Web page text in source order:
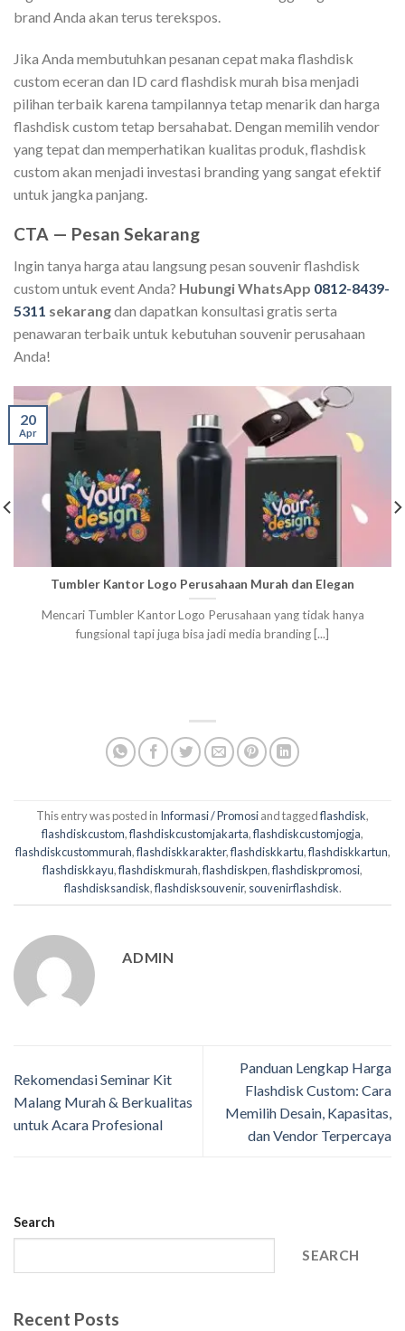
brand Anda akan terus terekspos.
Jika Anda membutuhkan pesanan cepat maka flashdisk
custom eceran dan ID card flashdisk murah bisa menjadi
pilihan terbaik karena tampilannya tetap menarik dan harga
flashdisk custom tetap bersahabat. Dengan memilih vendor
yang tepat dan memperhatikan kualitas produk, flashdisk
custom akan menjadi investasi branding yang sangat efektif
untuk jangka panjang.
CTA — Pesan Sekarang
Ingin tanya harga atau langsung pesan souvenir flashdisk
custom untuk event Anda? Hubungi WhatsApp 0812-8439-
5311 sekarangdan dapatkan konsultasi gratis serta
penawaran terbaik untuk kebutuhan souvenir perusahaan
Anda!
Tumbler Kantor Logo Perusahaan Murah dan Elegan
Mencari Tumbler Kantor Logo Perusahaan yang tidak hanya
fungsional tapi juga bisa jadi media branding [...]
20
Apr
This entry was posted in Informasi / Promosiand taggedflashdisk,
flashdiskcustom,flashdiskcustomjakarta,flashdiskcustomjogja,
flashdiskcustommurah,flashdiskkarakter,flashdiskkartu,flashdiskkartun,
flashdiskkayu,flashdiskmurah,flashdiskpen,flashdiskpromosi,
flashdisksandisk,flashdisksouvenir, souvenirflashdisk.
ADMIN
Rekomendasi Seminar Kit
Malang Murah & Berkualitas
untuk Acara Profesional
Panduan Lengkap Harga
Flashdisk Custom: Cara
Memilih Desain, Kapasitas,
dan Vendor Terpercaya
Search
SEARCH
Recent Posts